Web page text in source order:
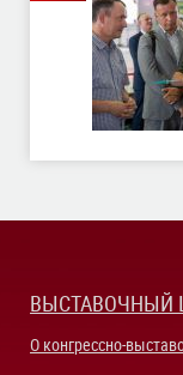
ВЫСТАВОЧНЫЙ
О конгрессно-